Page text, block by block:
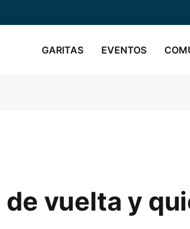
GARITAS EVENTOS
vuelta y